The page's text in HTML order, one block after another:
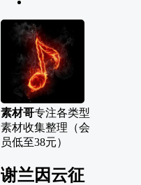
素材哥专注各类型
素材收集整理（会
员低至38元）
谢兰因云征